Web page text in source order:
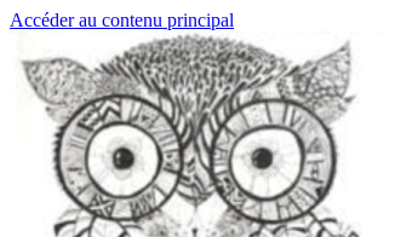
Accéder au contenu principal